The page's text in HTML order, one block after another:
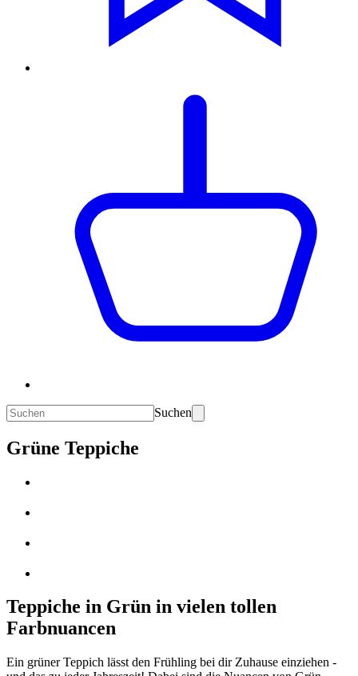
Suchen
Grüne Teppiche
Teppiche in Grün in vielen tollen
Farbnuancen
Ein grüner Teppich lässt den Frühling bei dir Zuhause einziehen -